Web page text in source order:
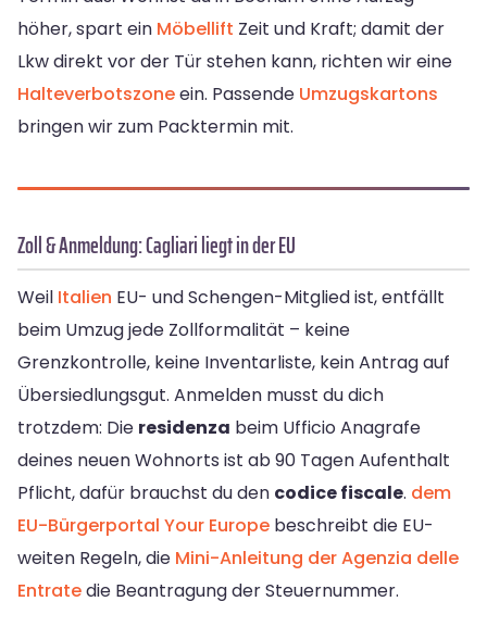
höher, spart ein Möbellift Zeit und Kraft; damit der
Lkw direkt vor der Tür stehen kann, richten wir eine
Halteverbotszoneein. Passende Umzugskartons
bringen wir zum Packtermin mit.
Zoll & Anmeldung: Cagliari liegt in der EU
Weil Italien EU- und Schengen-Mitglied ist, entfällt
beim Umzug jede Zollformalität – keine
Grenzkontrolle, keine Inventarliste, kein Antrag auf
Übersiedlungsgut. Anmelden musst du dich
trotzdem: Die residenza beim Ufficio Anagrafe
deines neuen Wohnorts ist ab 90 Tagen Aufenthalt
Pflicht, dafür brauchst du den codice fiscale. dem
EU-Bürgerportal Your Europe beschreibt die EU-
weiten Regeln, die Mini-Anleitung der Agenzia delle
Entratedie Beantragung der Steuernummer.